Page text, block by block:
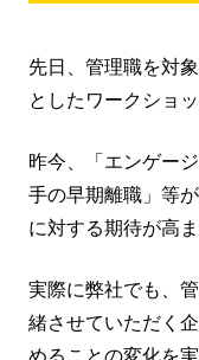
先日、管理職を対
としたワークショ
昨今、「エンゲー
手の早期離職」等
に対する期待が高
実際に弊社でも、
緒させていただく
めることの変化を